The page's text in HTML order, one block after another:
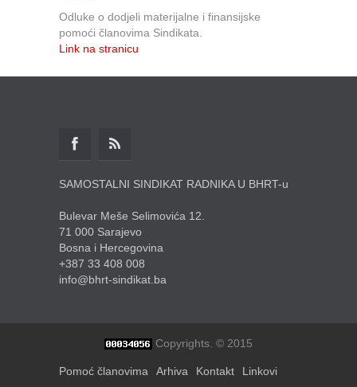
Odluke o dodjeli materijalne i finansijske
pomoći članovima Sindikata.
Link na stranicu
SAMOSTALNI SINDIKAT RADNIKA U BHRT-u
Bulevar Meše Selimovića 12.
71 000 Sarajevo
Bosna i Hercegovina
+387 33 408 008
info@bhrt-sindikat.ba
Copyrights. © 2015
Pomoć članovima Arhiva Kontakt Linkovi